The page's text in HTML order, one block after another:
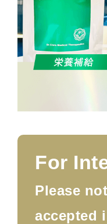
For
Please
accepted